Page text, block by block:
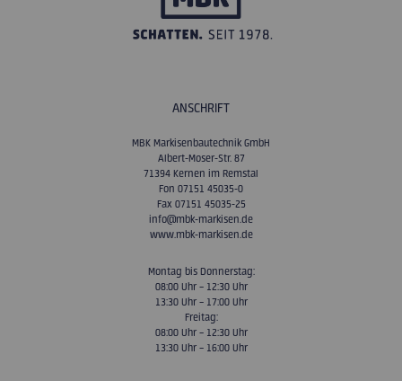
ANSCHRIFT
MBK Markisenbautechnik GmbH
Albert-Moser-Str. 87
71394 Kernen im Remstal
Fon 07151 45035-0
Fax 07151 45035-25
info@mbk-markisen.de
www.mbk-markisen.de
Montag bis Donnerstag:
08:00 Uhr – 12:30 Uhr
13:30 Uhr – 17:00 Uhr
Freitag:
08:00 Uhr – 12:30 Uhr
13:30 Uhr – 16:00 Uhr